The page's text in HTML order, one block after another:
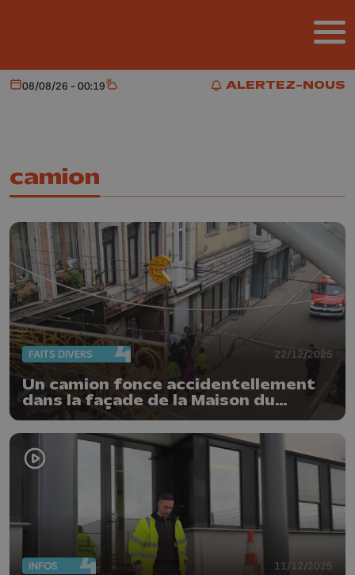
ALERTEZ-NOUS
ALERTEZ-NOUS
Aujourd'hui
08/08/26 - 00:19 Météo
camion
FAITS DIVERS 22/12/2025
Un camion fonce accidentellement
dans la façade de la Maison du
Fromage à Liège
INFOS 11/12/2025